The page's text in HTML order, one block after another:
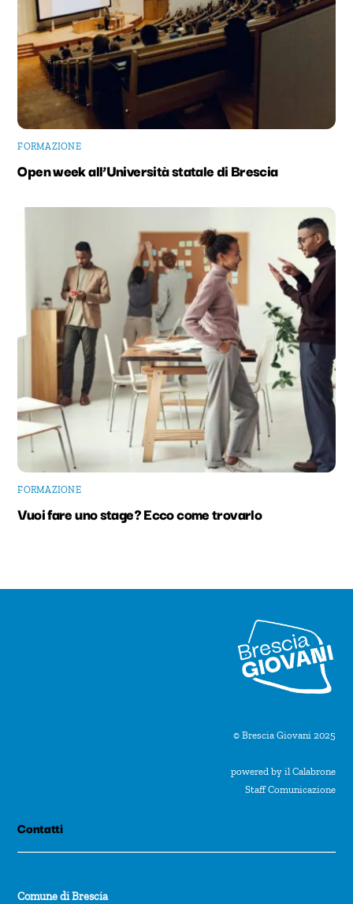
FORMAZIONE
Open week all’Università statale di Brescia
FORMAZIONE
Vuoi fare uno stage? Ecco come trovarlo
© Brescia Giovani 2025
powered by il Calabrone
Staff Comunicazione
Contatti
Comune di Brescia